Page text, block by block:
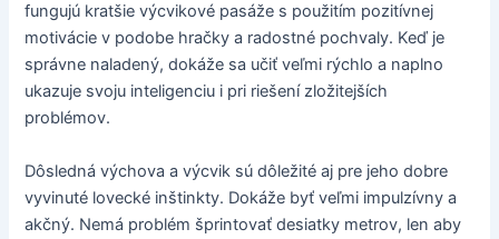
fungujú kratšie výcvikové pasáže s použitím pozitívnej
motivácie v podobe hračky a radostné pochvaly. Keď je
správne naladený, dokáže sa učiť veľmi rýchlo a naplno
ukazuje svoju inteligenciu i pri riešení zložitejších
problémov.
Dôsledná výchova a výcvik sú dôležité aj pre jeho dobre
vyvinuté lovecké inštinkty. Dokáže byť veľmi impulzívny a
akčný. Nemá problém šprintovať desiatky metrov, len aby